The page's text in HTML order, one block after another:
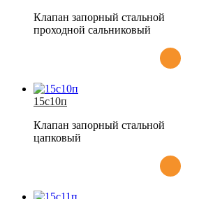
Клапан запорный стальной
проходной сальниковый
15с10п
Клапан запорный стальной
цапковый